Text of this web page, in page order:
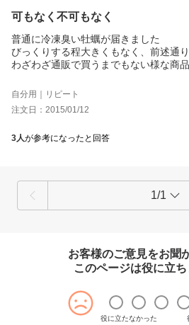
可もなく不可もなく
普通に冷凍臭い牡蠣が届きました
びっくりする程大きくもなく、前述通
わざわざ通販で買うまでもない様な商
自分用｜リピート
注文日：2015/01/12
3人が参考になったと回答
1/1
お客様のご意見をお聞
このページは役に立
役に立たなかった